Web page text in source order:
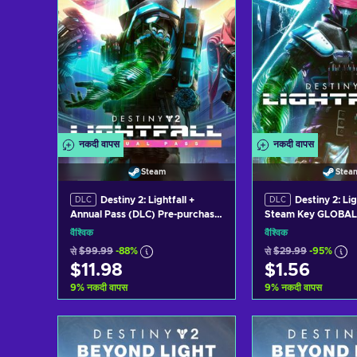
नकदी वापस
Steam
DLC
Destiny 2: Lightfall +
Annual Pass (DLC) Pre-purchase
Steam Key GLOBAL
वैश्विक
से $99.99 -88%
$11.98
9% नकदी वापस
View offers
नकदी वापस
DLC
Destiny 2:
Steam Key GLOBAL
वैश्विक
से $29.99 -95%
$1.56
9% नकदी वापस
View